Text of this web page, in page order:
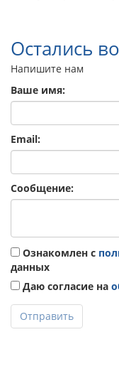
Остались
Напишите нам
Ваше имя:
Email:
Сообщение:
Ознакомлен с
данных
Даю согласие на
Отправить